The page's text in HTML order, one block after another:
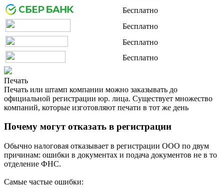
Бесплатно
Бесплатно
Бесплатно
Бесплатно
Печать
Печать или штамп компании можно заказывать до
официальной регистрации юр. лица. Существует множество
компаний, которые изготовляют печати в тот же день
Почему могут отказать в регистрации
Обычно налоговая отказывает в регистрации ООО по двум
причинам: ошибки в документах и подача документов не в то
отделение ФНС.
Самые частые ошибки: